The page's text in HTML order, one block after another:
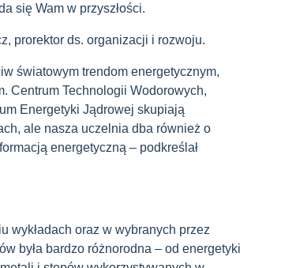
się Wam w przyszłości.
prorektor ds. organizacji i rozwoju.
światowym trendom energetycznym,
Centrum Technologii Wodorowych,
Energetyki Jądrowej skupiają
ale nasza uczelnia dba również o
energetyczną – podkreślał
wykładach oraz w wybranych przez
była bardzo różnorodna – od energetyki